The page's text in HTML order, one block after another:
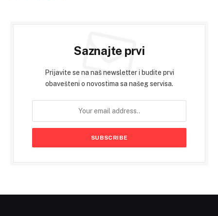
Saznajte prvi
Prijavite se na naš newsletter i budite prvi
obavešteni o novostima sa našeg servisa.